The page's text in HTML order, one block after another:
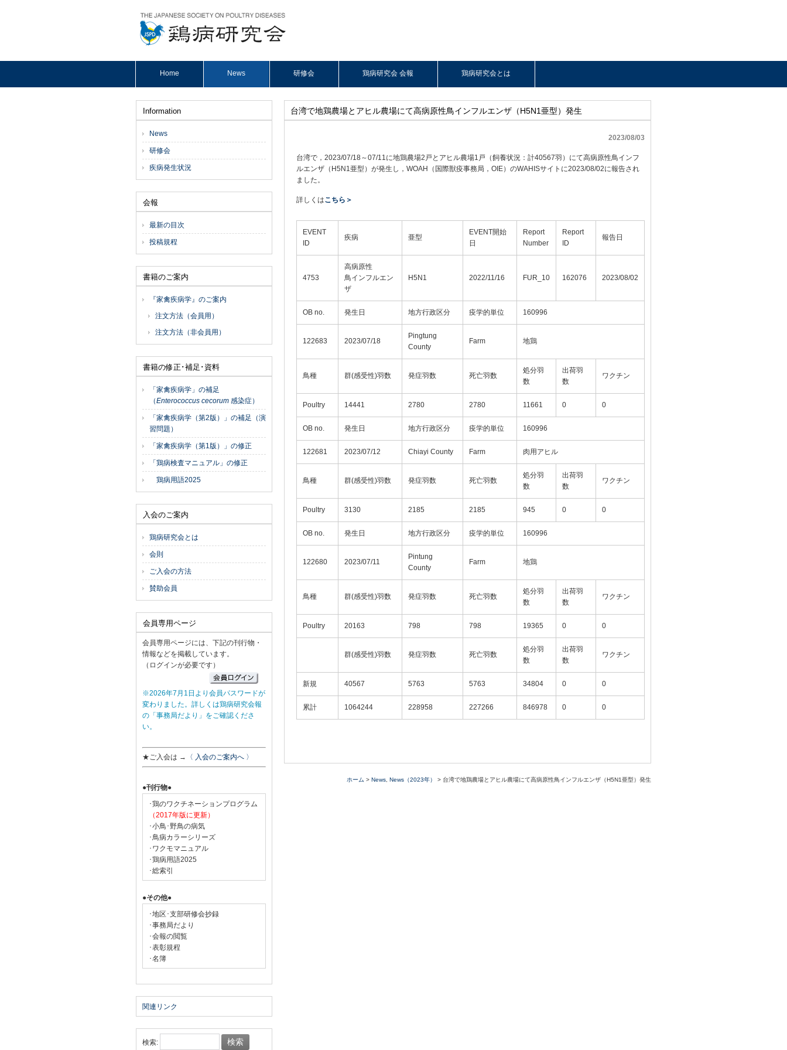
Home News 研修会 鶏病研究会 会報 鶏病研究会とは
台湾で地鶏農場とアヒル農場にて高病原性鳥インフルエンザ（H5N1亜型）発生
2023/08/03
台湾で，2023/07/18～07/11に地鶏農場2戸とアヒル農場1戸（飼養状況：計40567羽）にて高病原性鳥インフ
ルエンザ（H5N1亜型）が発生し，WOAH（国際獣疫事務局，OIE）のWAHISサイトに2023/08/02に報告され
ました。
詳しくはこちら＞
EVENT
ID
疾病 亜型
EVENT開始
日
Report
Number
Report
ID
報告日
4753
高病原性
鳥インフルエン
ザ
H5N1 2022/11/16 FUR_10 162076 2023/08/02
OB no. 発生日 地方行政区分 疫学的単位 160996
122683 2023/07/18
Pingtung
County
Farm 地鶏
鳥種 群(感受性)羽数 発症羽数 死亡羽数
処分羽
数
出荷羽
数
ワクチン
Poultry 14441 2780 2780 11661 0 0
OB no. 発生日 地方行政区分 疫学的単位 160996
122681 2023/07/12 Chiayi County Farm 肉用アヒル
鳥種 群(感受性)羽数 発症羽数 死亡羽数
処分羽
数
出荷羽
数
ワクチン
Poultry 3130 2185 2185 945 0 0
OB no. 発生日 地方行政区分 疫学的単位 160996
122680 2023/07/11
Pintung
County
Farm 地鶏
鳥種 群(感受性)羽数 発症羽数 死亡羽数
処分羽
数
出荷羽
数
ワクチン
Poultry 20163 798 798 19365 0 0
群(感受性)羽数 発症羽数 死亡羽数
処分羽
数
出荷羽
数
ワクチン
新規 40567 5763 5763 34804 0 0
累計 1064244 228958 227266 846978 0 0
ホーム > News News（2023年） > 台湾で地鶏農場とアヒル農場にて高病原性鳥インフルエンザ（H5N1亜型）発生
Information
News
研修会
疾病発生状況
会報
最新の目次
投稿規程
書籍のご案内
『家禽疾病学』のご案内
注文方法（会員用）
注文方法（非会員用）
書籍の修正･補足･資料
「家禽疾病学」の補足
（Enterococcus cecorum 感染症）
「家禽疾病学（第2版）」の補足（演
習問題）
「家禽疾病学（第1版）」の修正
「鶏病検査マニュアル」の修正
鶏病用語2025
入会のご案内
鶏病研究会とは
会則
ご入会の方法
賛助会員
会員専用ページ
会員専用ページには、下記の刊行物・
情報などを掲載しています。
（ログインが必要です）
※2026年7月1日より会員パスワードが
変わりました。詳しくは鶏病研究会報
の「事務局だより」をご確認くださ
い。
★ご入会は → 〈 入会のご案内へ 〉
●刊行物●
･鶏のワクチネーションプログラム
（2017年版に更新）
･小鳥･野鳥の病気
･鳥病カラーシリーズ
･ワクモマニュアル
･鶏病用語2025
･総索引
●その他●
･地区･支部研修会抄録
･事務局だより
･会報の閲覧
･表彰規程
･名簿
関連リンク
検索: